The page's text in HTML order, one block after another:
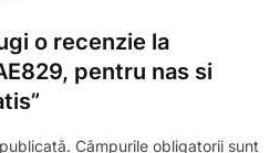
o recenzie la
pentru nas si
Câmpurile obligatorii sunt